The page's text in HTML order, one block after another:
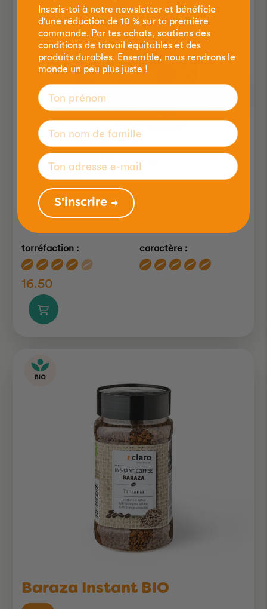
Baraza café BIO portions
(44mm)
30x7g
torréfaction : caractère :
16.50
Baraza Instant BIO
Inscris-toi à notre newsletter et bénéficie
d'une réduction de 10 % sur ta première
commande. Par tes achats, soutiens des
conditions de travail équitables et des
produits durables. Ensemble, nous rendrons le
monde un peu plus juste !
S'inscrire →